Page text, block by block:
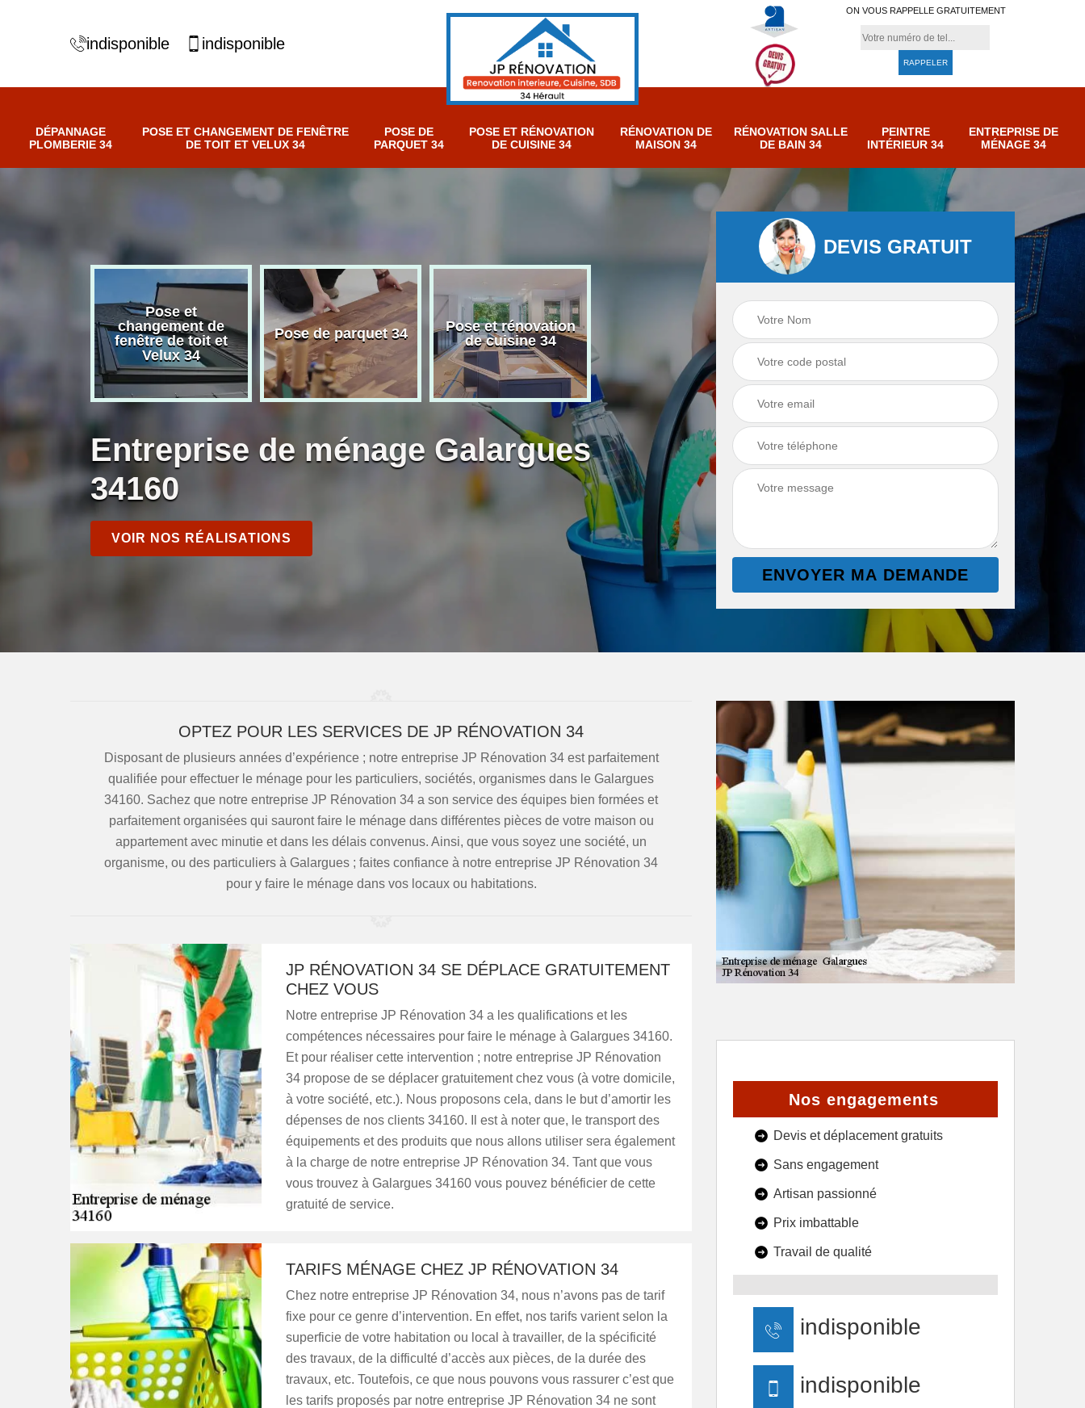
indisponible indisponible
ON VOUS RAPPELLE GRATUITEMENT
DÉPANNAGE
PLOMBERIE 34
POSE ET CHANGEMENT DE FENÊTRE
DE TOIT ET VELUX 34
POSE DE
PARQUET 34
POSE ET RÉNOVATION
DE CUISINE 34
RÉNOVATION DE
MAISON 34
RÉNOVATION SALLE
DE BAIN 34
PEINTRE
INTÉRIEUR 34
ENTREPRISE DE
MÉNAGE 34
Pose et
changement de
fenêtre de toit et
Velux 34
Pose de parquet 34
Pose et rénovation
de cuisine 34
Rénovation salle de
Entreprise de
ménage 34
Entreprise de ménage Galargues
34160
VOIR NOS RÉALISATIONS
DEVIS GRATUIT
OPTEZ POUR LES SERVICES DE JP RÉNOVATION 34
Disposant de plusieurs années d’expérience ; notre entreprise JP Rénovation 34 est parfaitement
qualifiée pour effectuer le ménage pour les particuliers, sociétés, organismes dans le Galargues
34160. Sachez que notre entreprise JP Rénovation 34 a son service des équipes bien formées et
parfaitement organisées qui sauront faire le ménage dans différentes pièces de votre maison ou
appartement avec minutie et dans les délais convenus. Ainsi, que vous soyez une société, un
organisme, ou des particuliers à Galargues ; faites confiance à notre entreprise JP Rénovation 34
pour y faire le ménage dans vos locaux ou habitations.
JP RÉNOVATION 34 SE DÉPLACE GRATUITEMENT
CHEZ VOUS
Notre entreprise JP Rénovation 34 a les qualifications et les
compétences nécessaires pour faire le ménage à Galargues 34160.
Et pour réaliser cette intervention ; notre entreprise JP Rénovation
34 propose de se déplacer gratuitement chez vous (à votre domicile,
à votre société, etc.). Nous proposons cela, dans le but d’amortir les
dépenses de nos clients 34160. Il est à noter que, le transport des
équipements et des produits que nous allons utiliser sera également
à la charge de notre entreprise JP Rénovation 34. Tant que vous
vous trouvez à Galargues 34160 vous pouvez bénéficier de cette
gratuité de service.
TARIFS MÉNAGE CHEZ JP RÉNOVATION 34
Chez notre entreprise JP Rénovation 34, nous n’avons pas de tarif
fixe pour ce genre d’intervention. En effet, nos tarifs varient selon la
superficie de votre habitation ou local à travailler, de la spécificité
des travaux, de la difficulté d’accès aux pièces, de la durée des
travaux, etc. Toutefois, ce que nous pouvons vous rassurer c’est que
les tarifs proposés par notre entreprise JP Rénovation 34 ne sont
Nos engagements
Devis et déplacement gratuits
Sans engagement
Artisan passionné
Prix imbattable
Travail de qualité
indisponible
indisponible